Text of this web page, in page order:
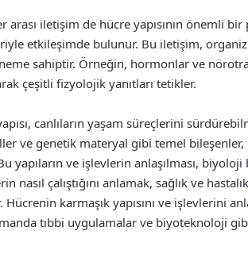
arası iletişim de hücre yapısının önemli bir
etkileşimde bulunur. Bu iletişim,
sahiptir. Örneğin, hormonlar ve
çeşitli fizyolojik yanıtları tetikler.
canlıların yaşam süreçlerini
ve genetik materyal gibi temel
yapıların ve işlevlerin anlaşılması,
nasıl çalıştığını anlamak, sağlık ve
Hücrenin karmaşık yapısını ve işlevlerini
tıbbi uygulamalar ve biyoteknoloji